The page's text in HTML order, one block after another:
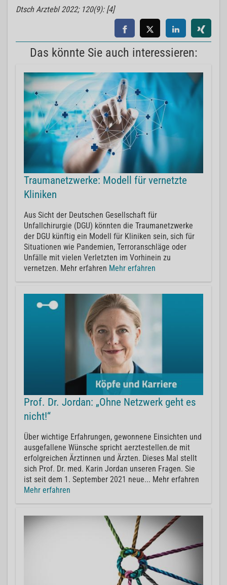
Dtsch Arztebl 2022; 120(9): [4]
Das könnte Sie auch interessieren:
Traumanetzwerke: Modell für vernetzte
Kliniken
Aus Sicht der Deutschen Gesellschaft für
Unfallchirurgie (DGU) könnten die Traumanetzwerke
der DGU künftig ein Modell für Kliniken sein, sich für
Situationen wie Pandemien, Terroranschläge oder
Unfälle mit vielen Verletzten im Vorhinein zu
vernetzen. Mehr erfahren Mehr erfahren
Prof. Dr. Jordan: „Ohne Netzwerk geht es
nicht!“
Über wichtige Erfahrungen, gewonnene Einsichten und
ausgefallene Wünsche spricht aerztestellen.de mit
erfolgreichen Ärztinnen und Ärzten. Dieses Mal stellt
sich Prof. Dr. med. Karin Jordan unseren Fragen. Sie
ist seit dem 1. September 2021 neue... Mehr erfahren
Mehr erfahren